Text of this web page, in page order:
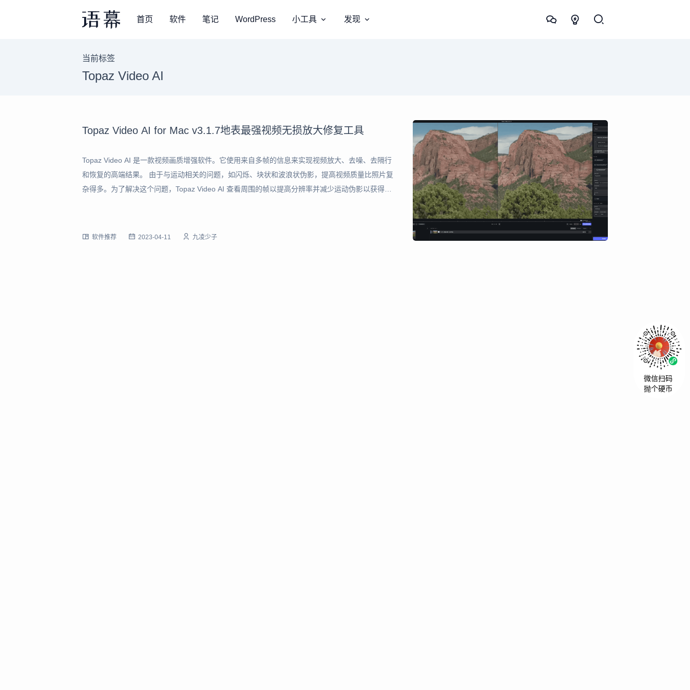
首页 软件 笔记 WordPress 小工具 发现
当前标签
Topaz Video AI
Topaz Video AI for Mac v3.1.7地表最强视频无损放大修复工具
Topaz Video AI 是一款视频画质增强软件。它使用来自多帧的信息来实现视频放大、去噪、去隔行
和恢复的高端结果。 由于与运动相关的问题，如闪烁、块状和波浪状伪影，提高视频质量比照片复
杂得多。为了解决这个问题，Topaz Video AI 查看周围的帧以提高分辨率并减少运动伪影以获得自
软件推荐 2023-04-11 九凌少子
微信扫码
抛个硬币